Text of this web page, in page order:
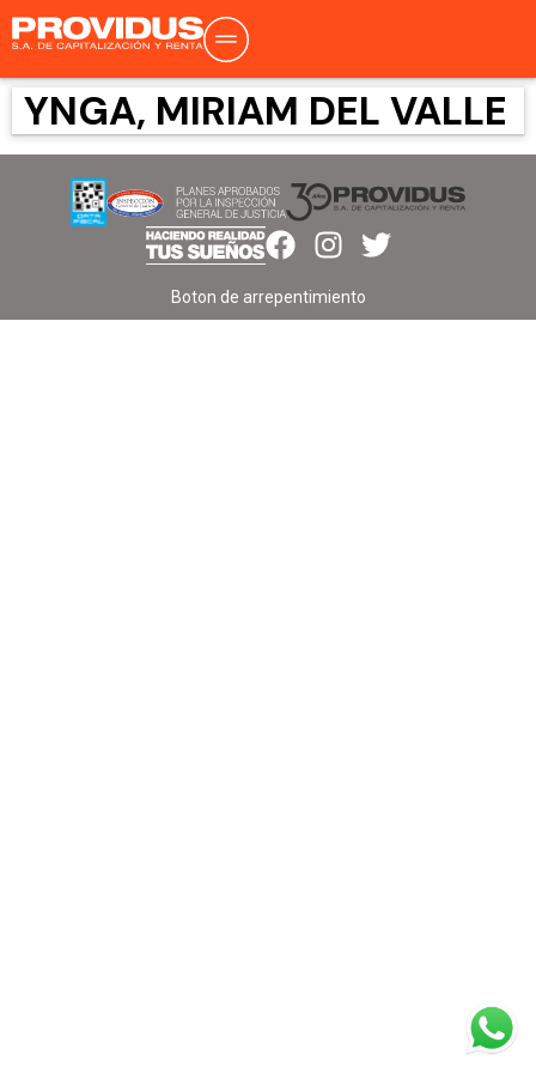
YNGA, MIRIAM DEL VALLE
Boton de arrepentimiento